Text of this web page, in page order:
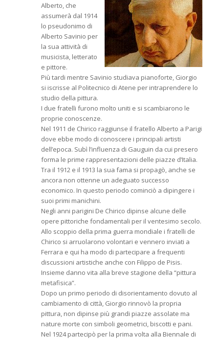
Alberto, che
assumerà dal 1914
lo pseudonimo di
Alberto Savinio per
la sua attività di
musicista, letterato
e pittore.
Più tardi mentre Savinio studiava pianoforte, Giorgio
si iscrisse al Politecnico di Atene per intraprendere lo
studio della pittura.
I due fratelli furono molto uniti e si scambiarono le
proprie conoscenze.
Nel 1911 de Chirico raggiunse il fratello Alberto a Parigi
dove ebbe modo di conoscere i principali artisti
dell’epoca. Subì l’influenza di Gauguin da cui presero
forma le prime rappresentazioni delle piazze d’Italia.
Tra il 1912 e il 1913 la sua fama si propagò, anche se
ancora non ottenne un adeguato successo
economico. In questo periodo cominciò a dipingere i
suoi primi manichini.
Negli anni parigini De Chirico dipinse alcune delle
opere pittoriche fondamentali per il ventesimo secolo.
Allo scoppio della prima guerra mondiale i fratelli de
Chirico si arruolarono volontari e vennero inviati a
Ferrara e qui ha modo di partecipare a frequenti
discussioni artistiche anche con Filippo de Pisis.
Insieme danno vita alla breve stagione della “pittura
metafisica”.
Dopo un primo periodo di disorientamento dovuto al
cambiamento di città, Giorgio rinnovò la propria
pittura, non dipinse più grandi piazze assolate ma
nature morte con simboli geometrici, biscotti e pani.
Nel 1924 partecipò per la prima volta alla Biennale di